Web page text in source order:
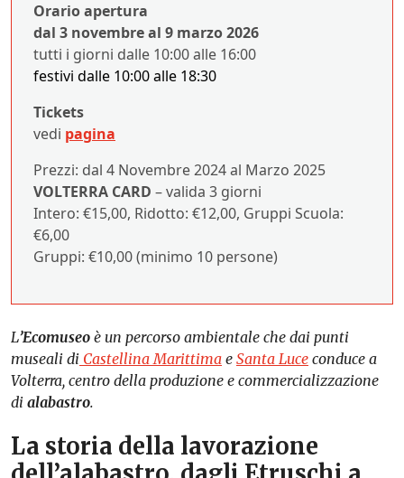
Orario apertura
dal 3 novembre al 9 marzo 2026
tutti i giorni dalle 10:00 alle 16:00
festivi dalle 10:00 alle 18:30
Tickets
vedi pagina
Prezzi: dal 4 Novembre 2024 al Marzo 2025
VOLTERRA CARD – valida 3 giorni
Intero: €15,00, Ridotto: €12,00, Gruppi Scuola:
€6,00
Gruppi: €10,00 (minimo 10 persone)
L’Ecomuseo è un percorso ambientale che dai punti
museali di Castellina Marittima e Santa Luce conduce a
Volterra, centro della produzione e commercializzazione
di alabastro.
La storia della lavorazione